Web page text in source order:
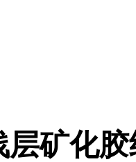
矿化